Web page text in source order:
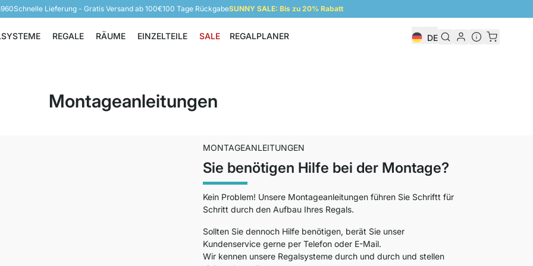
Schnelle Lieferung - Gratis Versand ab 100€100 Tage RückgabeSUNNY SALE: Bis zu 20% Rabatt
Regalsysteme
REGALE
Regale
RÄUME
Räume
EINZELTEILE
Einzelteile
SALE REGALPLANER DE
Montageanleitungen
MONTAGEANLEITUNGEN
Sie benötigen Hilfe bei der Montage?
Kein Problem! Unsere Montageanleitungen führen Sie Schriftt für
Schritt durch den Aufbau Ihres Regals.
Sollten Sie dennoch Hilfe benötigen, berät Sie unser
Kundenservice gerne per Telefon oder E-Mail.
Wir kennen unsere Regalsysteme durch und durch und stellen